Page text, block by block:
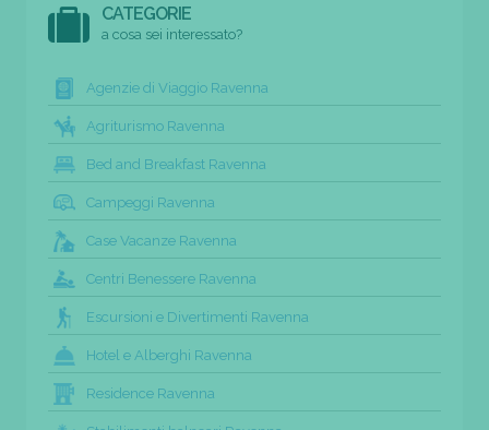
CATEGORIE
a cosa sei interessato?
Agenzie di Viaggio Ravenna
Agriturismo Ravenna
Bed and Breakfast Ravenna
Campeggi Ravenna
Case Vacanze Ravenna
Centri Benessere Ravenna
Escursioni e Divertimenti Ravenna
Hotel e Alberghi Ravenna
Residence Ravenna